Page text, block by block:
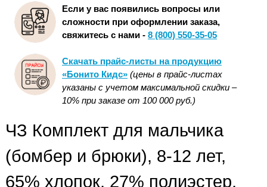
Если у вас появились вопросы или
сложности при оформлении заказа,
свяжитесь с нами - 8 (800) 550-35-05
Скачать прайс-листы на продукцию
«Бонито Кидс» (цены в прайс-листах
указаны с учетом максимальной скидки –
10% при заказе от 100 000 руб.)
ЧЗ Комплект для мальчика
(бомбер и брюки), 8-12 лет,
65% хлопок, 27% полиэстер,